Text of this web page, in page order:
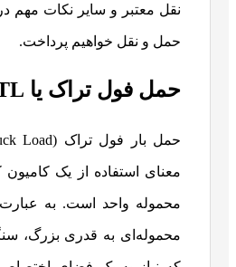
نقل معتبر و سایر نکات مهم
حمل و نقل خواهیم پرداخت.
حمل فول تراک یا FTL چیست؟
معنای استفاده از یک
محموله واحد است. به
محموله‌ای به قدری بزرگ،